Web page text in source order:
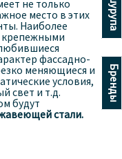
Бренды
не только
место в этих
Наиболее
крепежными
фассадно-
меняющиеся и
условия,
свет и т.д.
будут
стали.